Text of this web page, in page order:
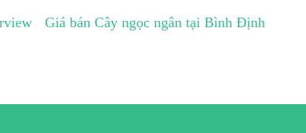
Giá bán Cây ngọc ngân tại Bình Định